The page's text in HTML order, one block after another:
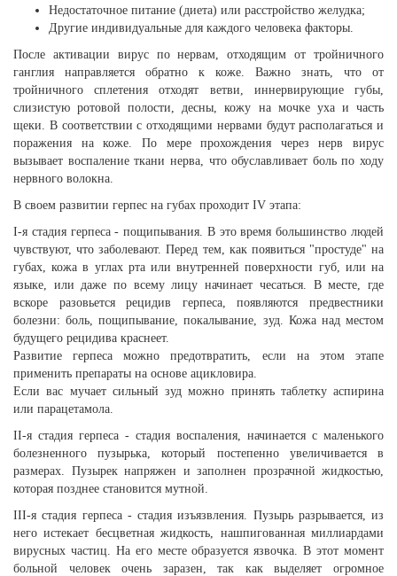
Недостаточное питание (диета) или расстройство желудка;
Другие индивидуальные для каждого человека факторы.
После активации вирус по нервам, отходящим от тройничного
ганглия направляется обратно к коже. Важно знать, что от
тройничного сплетения отходят ветви, иннервирующие губы,
слизистую ротовой полости, десны, кожу на мочке уха и часть
щеки. В соответствии с отходящими нервами будут располагаться и
поражения на коже. По мере прохождения через нерв вирус
вызывает воспаление ткани нерва, что обуславливает боль по ходу
нервного волокна.
В своем развитии герпес на губах проходит IV этапа:
I-я стадия герпеса - пощипывания. В это время большинство людей
чувствуют, что заболевают. Перед тем, как появиться "простуде" на
губах, кожа в углах рта или внутренней поверхности губ, или на
языке, или даже по всему лицу начинает чесаться. В месте, где
вскоре разовьется рецидив герпеса, появляются предвестники
болезни: боль, пощипывание, покалывание, зуд. Кожа над местом
будущего рецидива краснеет.
Развитие герпеса можно предотвратить, если на этом этапе
применить препараты на основе ацикловира.
Если вас мучает сильный зуд можно принять таблетку аспирина
или парацетамола.
II-я стадия герпеса - стадия воспаления, начинается с маленького
болезненного пузырька, который постепенно увеличивается в
размерах. Пузырек напряжен и заполнен прозрачной жидкостью,
которая позднее становится мутной.
III-я стадия герпеса - стадия изъязвления. Пузырь разрывается, из
него истекает бесцветная жидкость, нашпигованная миллиардами
вирусных частиц. На его месте образуется язвочка. В этот момент
больной человек очень заразен, так как выделяет огромное